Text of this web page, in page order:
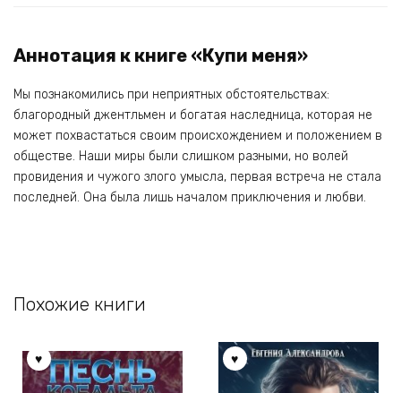
Аннотация к книге «Купи меня»
Мы познакомились при неприятных обстоятельствах:
благородный джентльмен и богатая наследница, которая не
может похвастаться своим происхождением и положением в
обществе. Наши миры были слишком разными, но волей
провидения и чужого злого умысла, первая встреча не стала
последней. Она была лишь началом приключения и любви.
Похожие книги